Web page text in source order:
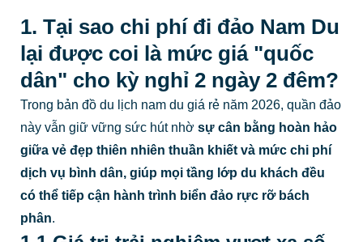
1. Tại sao chi phí đi đảo Nam Du
lại được coi là mức giá "quốc
dân" cho kỳ nghỉ 2 ngày 2 đêm?
Trong bản đồ du lịch nam du giá rẻ năm 2026, quần đảo
này vẫn giữ vững sức hút nhờ sự cân bằng hoàn hảo
giữa vẻ đẹp thiên nhiên thuần khiết và mức chi phí
dịch vụ bình dân, giúp mọi tầng lớp du khách đều
có thể tiếp cận hành trình biển đảo rực rỡ bách
phân.